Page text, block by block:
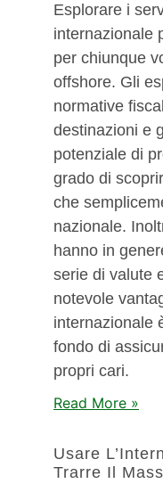
Esplorare i
internazionale
per chiunque
offshore. Gli
normative
destinazioni e
potenziale di
grado di
che
nazionale.
hanno in
serie di valute
notevole
internazionale
fondo di
propri cari.
Read More »
Usare
Trarre Il